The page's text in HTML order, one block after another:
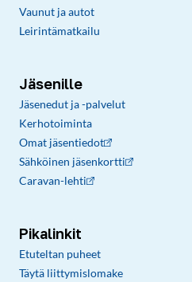
Vaunut ja autot
Leirintämatkailu
Jäsenille
Jäsenedut ja -palvelut
Kerhotoiminta
Omat jäsentiedot
Sähköinen jäsenkortti
Caravan-lehti
Pikalinkit
Etuteltan puheet
Täytä liittymislomake